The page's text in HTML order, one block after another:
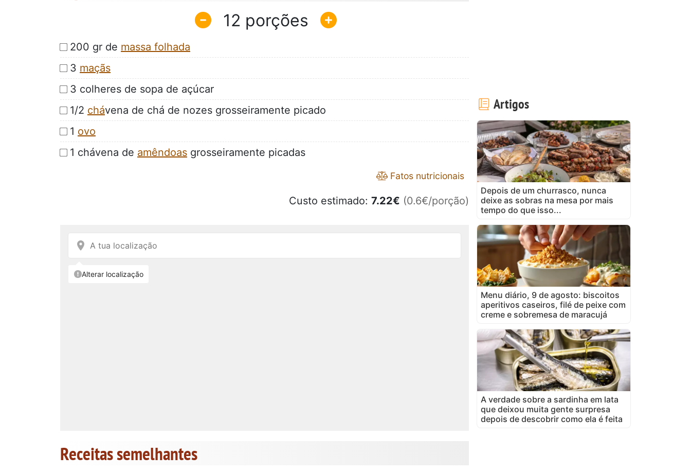
12
200 gr de massa folhada
3 maçãs
3 colheres de sopa de açúcar
1/2 chávena de chá de nozes grosseiramente picado
1 ovo
1 chávena de amêndoas grosseiramente picadas
Fatos nutricionais
Custo estimado: 7.22€ (0.6€/porção)
Receitas semelhantes
Artigos
Depois de um churrasco, nunca
deixe as sobras na mesa por mais
tempo do que isso...
Menu diário, 9 de agosto: biscoitos
aperitivos caseiros, filé de peixe com
creme e sobremesa de maracujá
A verdade sobre a sardinha em lata
que deixou muita gente surpresa
depois de descobrir como ela é feita